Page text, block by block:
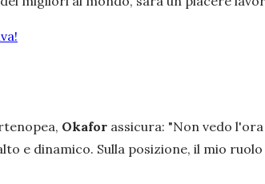
Okafor assicura: "Non vedo
e dinamico. Sulla posizione, il mio